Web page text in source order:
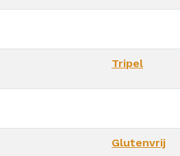
Tripel
Glutenvrij